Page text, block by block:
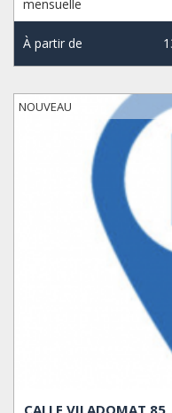
mensuelle
À partir de
NOUVEAU
CALLE VILADOMAT 85